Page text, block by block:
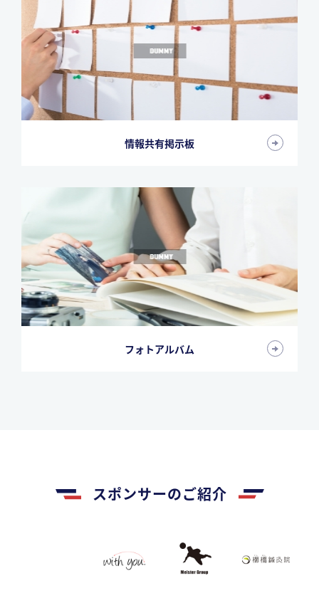
情報共有掲示板
フォトアルバム
スポンサーのご紹介